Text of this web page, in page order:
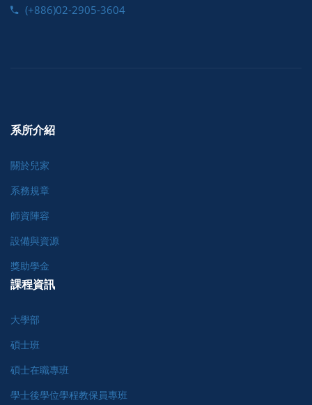
(+886)02-2905-3604
系所介紹
關於兒家
系務規章
師資陣容
設備與資源
獎助學金
課程資訊
大學部
碩士班
碩士在職專班
學士後學位學程教保員專班